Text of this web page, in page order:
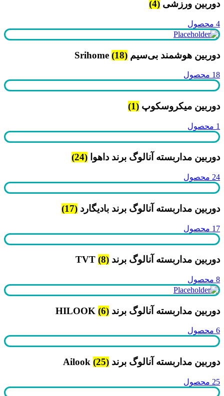
دوربین ورزشی (4)
4 محصول
دوربین هوشمند بی‌سیم Srihome (18)
18 محصول
دوربین میکروسکوپ (1)
1 محصول
دوربین مداربسته آنالوگ برند داهوا (24)
24 محصول
دوربین مداربسته آنالوگ برند بادیگارد (17)
17 محصول
دوربین مداربسته آنالوگ برند TVT (8)
8 محصول
دوربین مداربسته آنالوگ برند HILOOK (6)
6 محصول
دوربین مداربسته آنالوگ برند Ailook (25)
25 محصول